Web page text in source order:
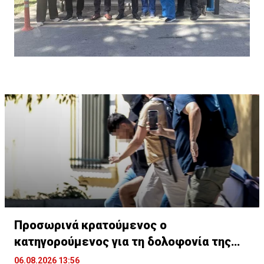
Προσωρινά κρατούμενος ο
κατηγορούμενος για τη δολοφονία της
Βρετανίδας
06.08.2026 13:56